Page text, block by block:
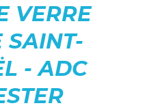
VERRE
SAINT-
- ADC